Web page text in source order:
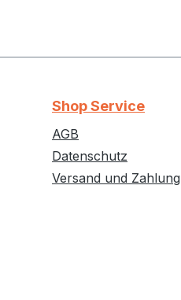
Shop Service
AGB
Datenschutz
Versand und Zahlung